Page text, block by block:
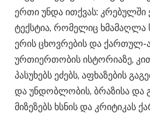
ერთი უნდა ითქვას:
ტექსტია, რომელიც ხმამაღლა
ერის ცხოვრების და ქართულ-
ურთიერთობის ისტორიაზე,
პასუხებს ეძებს, აფხაზების
და უნდობლობის, ბრაზისა და
მიზეზებს ხსნის და კრიტიკას